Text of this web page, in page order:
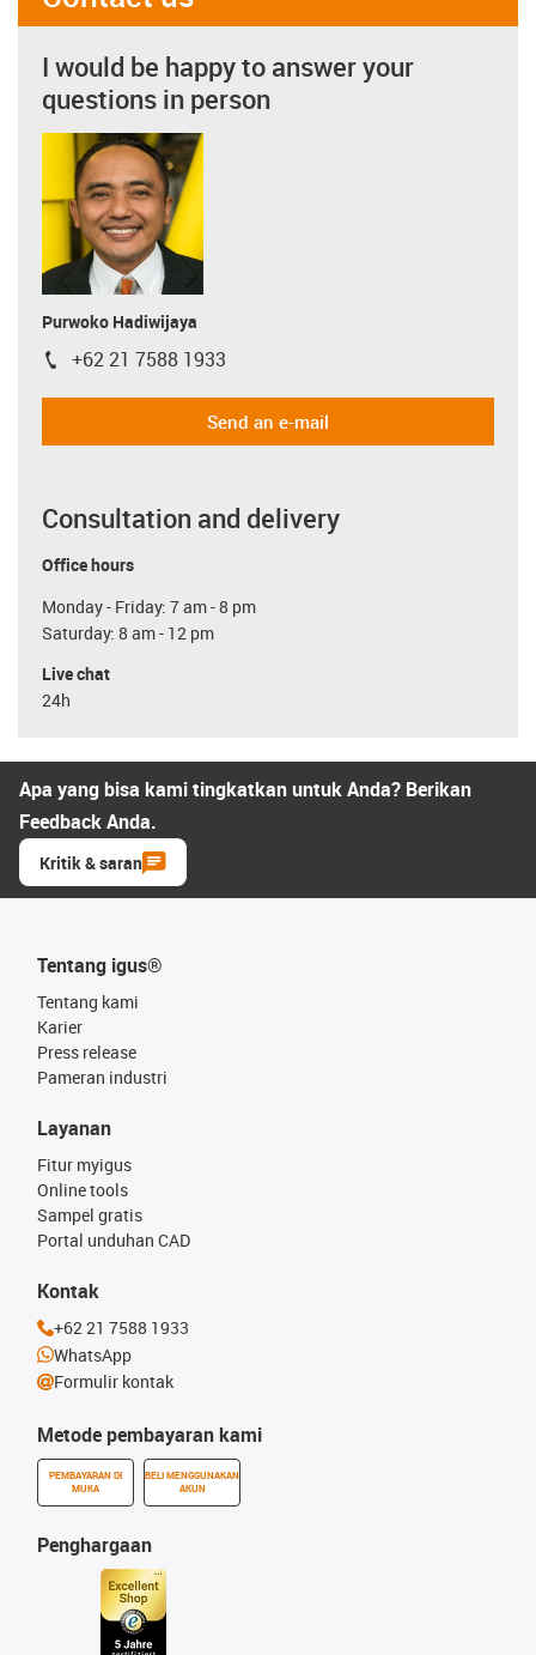
I would be happy to answer your
questions in person
Purwoko Hadiwijaya
igus-icon-phone
+62 21 7588 1933
Send an e-mail
Consultation and delivery
Office hours
Monday - Friday: 7 am - 8 pm
Saturday: 8 am - 12 pm
Live chat
24h
Apa yang bisa kami tingkatkan untuk Anda? Berikan
Feedback Anda.
Kritik & saran
Tentang igus®
Tentang kami
Karier
Press release
Pameran industri
Metode pembayaran kami
PEMBAYARAN DI
MUKA
BELI MENGGUNAKAN
AKUN
Layanan
Fitur myigus
Online tools
Sampel gratis
Portal unduhan CAD
Penghargaan
Kontak
+62 21 7588 1933
WhatsApp
Formulir kontak